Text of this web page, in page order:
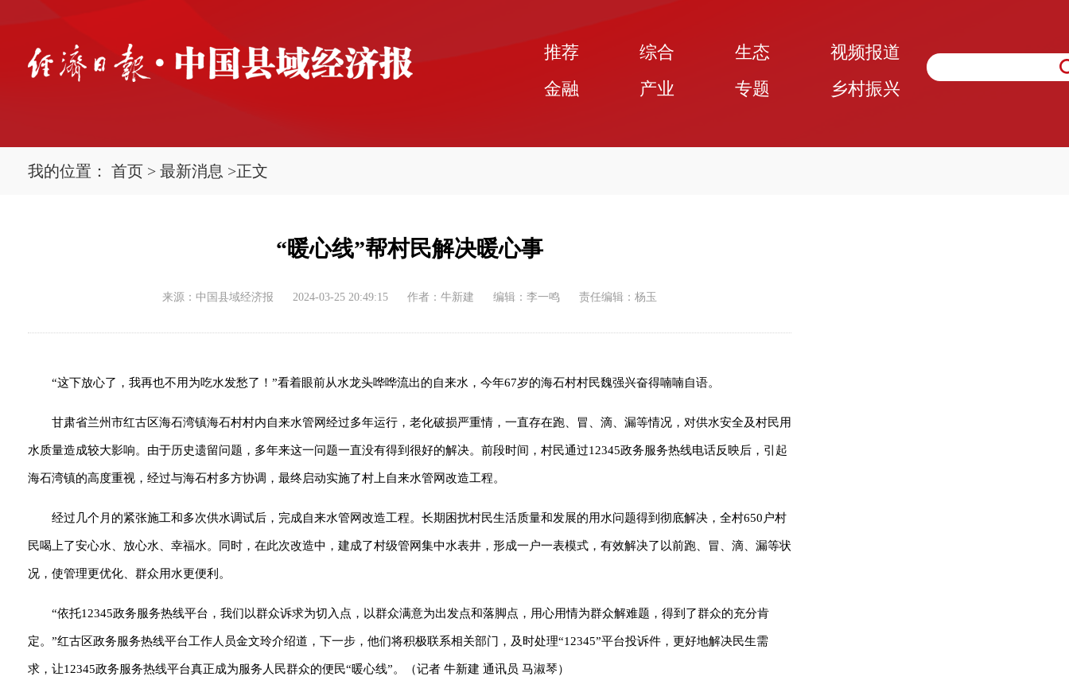
推荐 综合 生态
视频报道
金融
产业 专题 乡村振兴
我的位置： 首页 > 最新消息 >正文
“暖心线”帮村民解决暖心事
来源：中国县域经济报 2024-03-25 20:49:15 作者：牛新建 编辑：李一鸣 责任编辑：杨玉
“这下放心了，我再也不用为吃水发愁了！”看着眼前从水龙头哗哗流出的自来水，今年67岁的海石村村民魏强兴奋得喃喃自语。
甘肃省兰州市红古区海石湾镇海石村村内自来水管网经过多年运行，老化破损严重情，一直存在跑、冒、滴、漏等情况，对供水安全及村民用
水质量造成较大影响。由于历史遗留问题，多年来这一问题一直没有得到很好的解决。前段时间，村民通过12345政务服务热线电话反映后，引起
海石湾镇的高度重视，经过与海石村多方协调，最终启动实施了村上自来水管网改造工程。
经过几个月的紧张施工和多次供水调试后，完成自来水管网改造工程。长期困扰村民生活质量和发展的用水问题得到彻底解决，全村650户村
民喝上了安心水、放心水、幸福水。同时，在此次改造中，建成了村级管网集中水表井，形成一户一表模式，有效解决了以前跑、冒、滴、漏等状
况，使管理更优化、群众用水更便利。
“依托12345政务服务热线平台，我们以群众诉求为切入点，以群众满意为出发点和落脚点，用心用情为群众解难题，得到了群众的充分肯
定。”红古区政务服务热线平台工作人员金文玲介绍道，下一步，他们将积极联系相关部门，及时处理“12345”平台投诉件，更好地解决民生需
求，让12345政务服务热线平台真正成为服务人民群众的便民“暖心线”。（记者 牛新建 通讯员 马淑琴）